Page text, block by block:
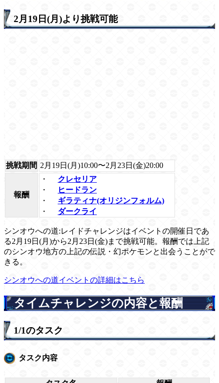
2月19日(月)より挑戦可能
挑戦期間 2月19日(月)10:00〜2月23日(金)20:00
報酬
・
クレセリア
・
ヒードラン
・
ギラティナ(オリジンフォルム)
・
ダークライ
シンオウへの道:レイドチャレンジはイベントの開催日であ
る2月19日(月)から2月23日(金)まで挑戦可能。報酬では上記
のシンオウ地方の上記の伝説・幻ポケモンと出会うことがで
きる。
シンオウへの道イベントの詳細はこちら
タイムチャレンジの内容と報酬
1/1のタスク
タスク内容